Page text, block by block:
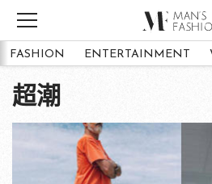
FASHION ENTERTAINMENT
超潮